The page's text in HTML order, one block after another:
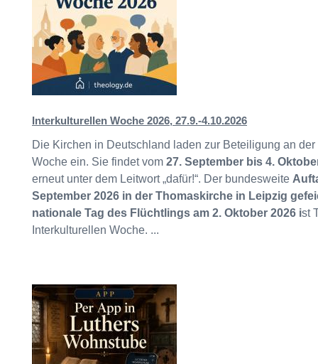
Interkulturellen Woche 2026, 27.9.-4.10.2026
Die Kirchen in Deutschland laden zur Beteiligung an
Woche ein. Sie findet vom 27. September bis 4.
erneut unter dem Leitwort „dafür!“. Der bundesweite
September 2026 in der Thomaskirche in Leipzig
nationale Tag des Flüchtlings am 2. Oktober 2026 ist
Interkulturellen Woche. ...